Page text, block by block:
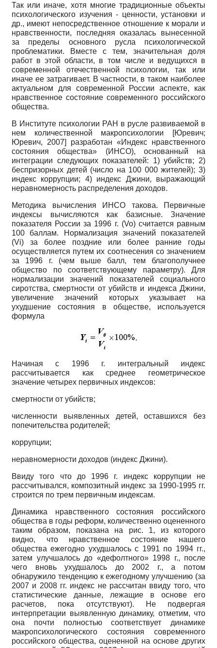
Так или иначе, хотя многие традиционные объекты
психологического изучения - ценности, установки и
др., имеют непосредственное отношение к морали и
нравственности, последняя оказалась вынесенной
за пределы основного русла психологической
проблематики. Вместе с тем, значительная доля
работ в этой области, в том числе и ведущихся в
современной отечественной психологии, так или
иначе ее затрагивает. В частности, в таком наиболее
актуальном для современной России аспекте, как
нравственное состояние современного российского
общества.
В Институте психологии РАН в русле развиваемой в
нем количественной макро­психологии
[Юревич;
Юревич, 2007]
разработан «Индекс нравственного
состояния общества» (ИНСО), основанный на
интеграции следующих показателей: 1) убийств; 2)
беспризорных детей (число на 100 000 жителей); 3)
индекс коррупции; 4) индекс Джини, выражающий
неравномерность распределения доходов.
Методика вычисления ИНСО такова. Первичные
индексы вычисляются как базисные. Значение
показателя России за 1996 г. (Vo) считается равным
100 баллам. Нормализация значений показателей
(Vi) за более поздние или более ранние годы
осуществляется путем их соотнесения со значением
за 1996 г. (чем выше балл, тем благополучнее
общество по соответствующему параметру). Для
нормализации значений показателей социального
сиротства, смертности от убийств и индекса Джини,
увеличение значений которых указывает на
ухудшение состояния в обществе, используется
формула
Начиная с 1996 г. интегральный индекс
рассчитывается как среднее геометрическое
значение четырех первичных индексов:
смертности от убийств;
численности выявленных детей, оставшихся без
попечительства родителей;
коррупции;
неравномерности доходов (индекс Джи­ни).
Ввиду того что до 1996 г. индекс коррупции не
рассчитывался, композитный индекс за 1990-1995 гг.
строится по трем первичным индексам.
Динамика нравственного состояния российского
общества в годы реформ, количественно оцененного
таким образом, показана на рис. 1, из которого
видно, что нравственное состояние нашего
общества ежегодно ухудшалось с 1991 по 1994 гг.,
затем улучшалось до «дефолтного» 1998 г., после
чего вновь ухудшалось до 2002 г., а потом
обнаружило тенденцию к ежегодному улучшению (за
2007 и 2008 гг. индекс не рассчитан ввиду того, что
статистические данные, лежащие в основе его
расчетов, пока отсутствуют). Не подвергая
интерпретации выявленную динамику, отметим, что
она почти полностью соответствует динамике
макропсихологического состояния современного
российского общества, оцененной на основе других